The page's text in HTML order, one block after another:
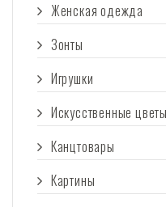
Женская одежда
Зонты
Игрушки
Искусственные цветы
Канцтовары
Картины